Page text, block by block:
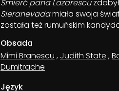
Śmierć pana Lazarescu
Sieranevadamiała swoja
została też rumuńskim
Obsada
Mimi Branescu , Judith State ,
Dumitrache
Język